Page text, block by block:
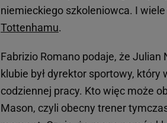
niemieckiego szkoleniowca. I
Tottenhamu.
Fabrizio Romano podaje, że
klubie był dyrektor sportowy,
codziennej pracy. Kto więc może
Mason, czyli obecny trener